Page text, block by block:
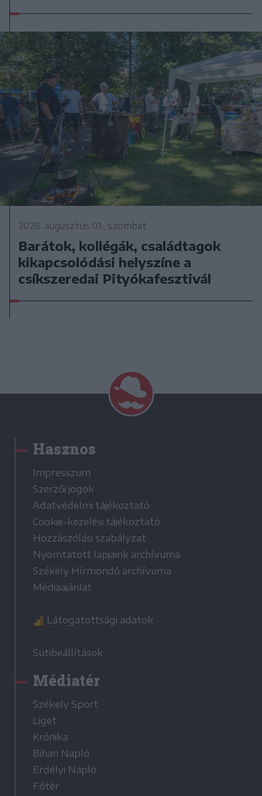
2026. augusztus 01., szombat
Barátok, kollégák, családtagok
kikapcsolódási helyszíne a
csíkszeredai Pityókafesztivál
Hasznos
Impresszum
Szerzői jogok
Adatvédelmi tájékoztató
Cookie-kezelési tájékoztató
Hozzászólási szabályzat
Nyomtatott lapjaink archívuma
Székely Hírmondó archívuma
Médiaajánlat
Látogatottsági adatok
Sütibeállítások
Médiatér
Székely Sport
Liget
Krónika
Bihari Napló
Erdélyi Napló
Főtér